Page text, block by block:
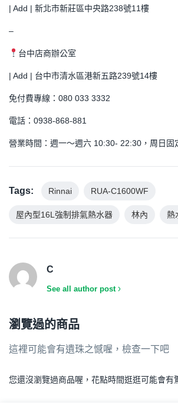
| Add | 新北市新莊區中央路238號11樓
–
台中店商辦公室
| Add | 台中市清水區港新五路239號14樓
免付費專線：080 033 3332
電話：0938-868-881
營業時間：週一～週六 10:30- 22:30，周日固
Tags: Rinnai RUA-C1600WF
屋內型16L強制排氣熱水器 林內 熱
C
See all author post
瀏覽過的商品
這裡可能會有遺珠之憾喔，檢查一下吧
您還沒瀏覽過商品喔，花點時間逛逛可能會有